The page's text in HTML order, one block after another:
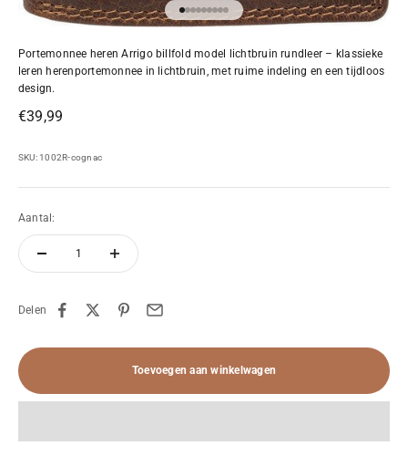
Naar artikel 1
Naar artikel 2
Naar artikel 3
Naar artikel 4
Naar artikel 5
Naar artikel 6
Naar artikel 7
Naar artikel 8
Naar artikel 9
Portemonnee heren Arrigo billfold model lichtbruin rundleer – klassieke
leren herenportemonnee in lichtbruin, met ruime indeling en een tijdloos
design.
Aanbiedingsprijs
€39,99
SKU: 1002R-cognac
Aantal:
Delen
Toevoegen aan winkelwagen